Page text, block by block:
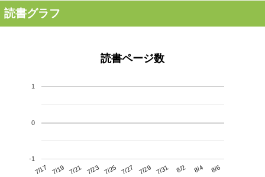
読書グラフ
読書ページ数
7/17 7/19 7/21 7/23 7/25 7/27 7/29 7/31 8/2 8/4 8/6
-1
0
1